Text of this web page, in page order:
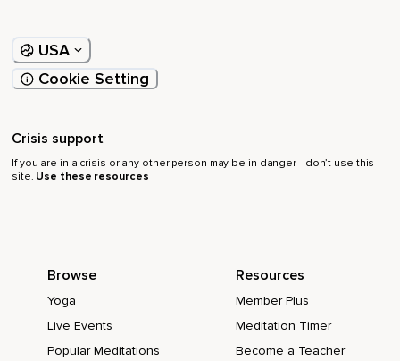
USA
Cookie Setting
Crisis support
If you are in a crisis or any other person may be in danger - don’t use this
site. Use these resources
Browse
Yoga
Live Events
Popular Meditations
Resources
Member Plus
Meditation Timer
Become a Teacher